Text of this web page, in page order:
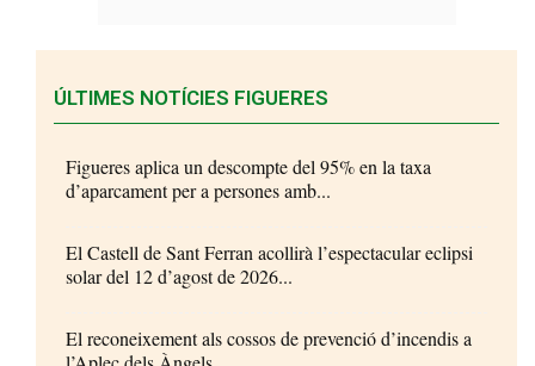
ÚLTIMES NOTÍCIES FIGUERES
Figueres aplica un descompte del 95% en la taxa
d’aparcament per a persones amb...
El Castell de Sant Ferran acollirà l’espectacular eclipsi
solar del 12 d’agost de 2026...
El reconeixement als cossos de prevenció d’incendis a